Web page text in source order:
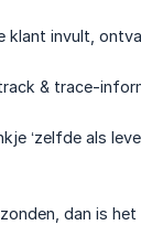
klant invult,
& trace-
‘zelfde als
dan is